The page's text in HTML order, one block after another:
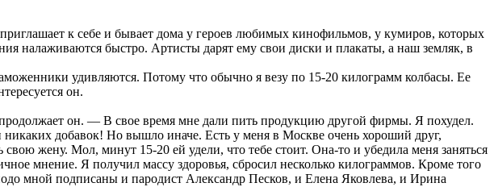
к себе и бывает дома у героев любимых кинофильмов, у кумиров, которых
налаживаются быстро. Артисты дарят ему свои диски и плакаты, а наш земляк, в
удивляются. Потому что обычно я везу по 15-20 килограмм колбасы. Ее
он.
он. — В свое время мне дали пить продукцию другой фирмы. Я похудел.
добавок! Но вышло иначе. Есть у меня в Москве очень хороший друг,
жену. Мол, минут 15-20 ей удели, что тебе стоит. Она-то и убедила меня заняться
мнение. Я получил массу здоровья, сбросил несколько килограммов. Кроме того
мной подписаны и пародист Александр Песков, и Елена Яковлева, и Ирина